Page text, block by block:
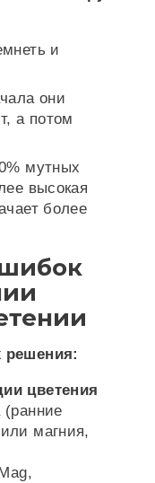
и
они
а потом
мутных
высокая
более
цветения
(ранние
магния,